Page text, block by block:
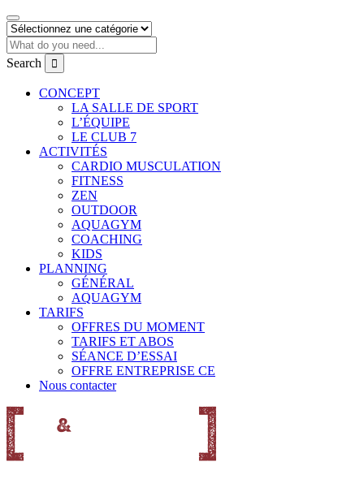
Search
CONCEPT
LA SALLE DE SPORT
L’ÉQUIPE
LE CLUB 7
ACTIVITÉS
CARDIO MUSCULATION
FITNESS
ZEN
OUTDOOR
AQUAGYM
COACHING
KIDS
PLANNING
GÉNÉRAL
AQUAGYM
TARIFS
OFFRES DU MOMENT
TARIFS ET ABOS
SÉANCE D’ESSAI
OFFRE ENTREPRISE CE
Nous contacter